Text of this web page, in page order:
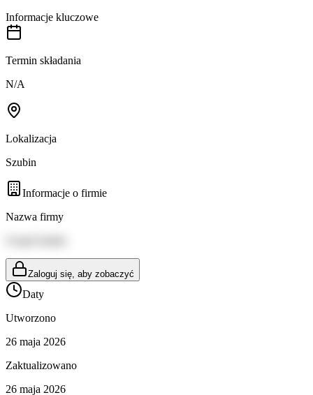
Informacje kluczowe
Termin składania
N/A
Lokalizacja
Szubin
Informacje o firmie
Nazwa firmy
Zaloguj się, aby zobaczyć
Daty
Utworzono
26 maja 2026
Zaktualizowano
26 maja 2026